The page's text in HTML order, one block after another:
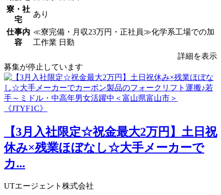
寮・社
宅
あり
仕事内
容
≪寮完備・月収23万円・正社員≫化学系工場での加
工作業 日勤
詳細を表示
募集が停止しています
【3月入社限定☆祝金最大2万円】土日祝
休み×残業ほぼなし☆大手メーカーで
カ...
UTエージェント株式会社